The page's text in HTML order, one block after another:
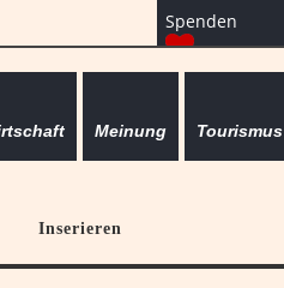
Spenden
Meinung Tourismus
Inserieren